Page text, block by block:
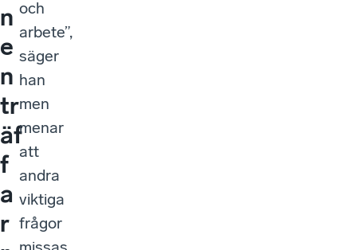
n
e
n
tr
äf
f
a
r
och
arbete”,
säger
han
men
menar
att
andra
viktiga
frågor